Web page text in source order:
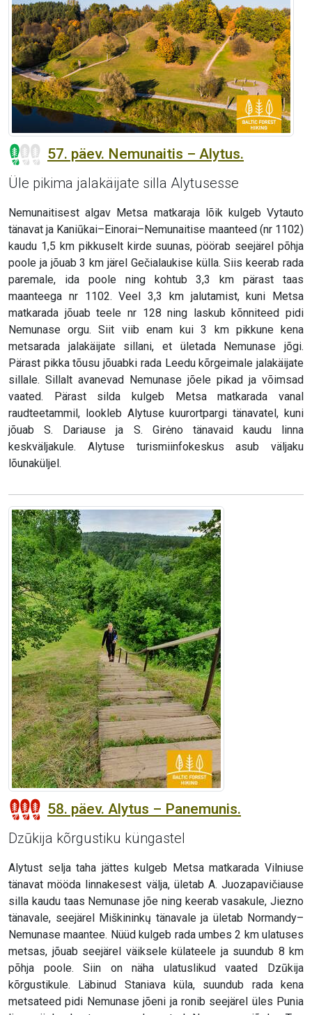
57. päev. Nemunaitis – Alytus.
Üle pikima jalakäijate silla Alytusesse
Nemunaitisest algav Metsa matkaraja lõik kulgeb Vytauto
tänavat ja Kaniūkai–Einorai–Nemunaitise maanteed (nr 1102)
kaudu 1,5 km pikkuselt kirde suunas, pöörab seejärel põhja
poole ja jõuab 3 km järel Gečialaukise külla. Siis keerab rada
paremale, ida poole ning kohtub 3,3 km pärast taas
maanteega nr 1102. Veel 3,3 km jalutamist, kuni Metsa
matkarada jõuab teele nr 128 ning laskub kõnniteed pidi
Nemunase orgu. Siit viib enam kui 3 km pikkune kena
metsarada jalakäijate sillani, et ületada Nemunase jõgi.
Pärast pikka tõusu jõuabki rada Leedu kõrgeimale jalakäijate
sillale. Sillalt avanevad Nemunase jõele pikad ja võimsad
vaated. Pärast silda kulgeb Metsa matkarada vanal
raudteetammil, lookleb Alytuse kuurortpargi tänavatel, kuni
jõuab S. Dariause ja S. Girėno tänavaid kaudu linna
keskväljakule. Alytuse turismiinfokeskus asub väljaku
lõunaküljel.
58. päev. Alytus – Panemunis.
Dzūkija kõrgustiku küngastel
Alytust selja taha jättes kulgeb Metsa matkarada Vilniuse
tänavat mööda linnakesest välja, ületab A. Juozapavičiause
silla kaudu taas Nemunase jõe ning keerab vasakule, Jiezno
tänavale, seejärel Miškininkų tänavale ja ületab Normandy–
Nemunase maantee. Nüüd kulgeb rada umbes 2 km ulatuses
metsas, jõuab seejärel väiksele külateele ja suundub 8 km
põhja poole. Siin on näha ulatuslikud vaated Dzūkija
kõrgustikule. Läbinud Staniava küla, suundub rada kena
metsateed pidi Nemunase jõeni ja ronib seejärel üles Punia